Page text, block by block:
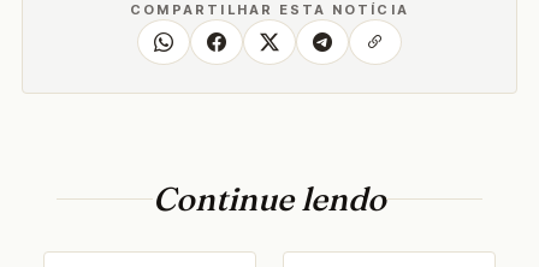
COMPARTILHAR ESTA NOTÍCIA
Continue lendo